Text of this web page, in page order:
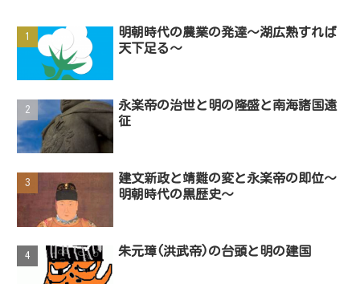
明朝時代の農業の発達～湖広熟すれば
天下足る～
永楽帝の治世と明の隆盛と南海諸国遠
征
建文新政と靖難の変と永楽帝の即位～
明朝時代の黒歴史～
朱元璋(洪武帝)の台頭と明の建国